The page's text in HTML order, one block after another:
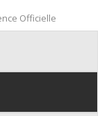
Officielle